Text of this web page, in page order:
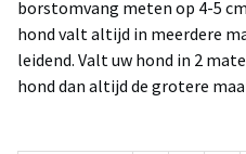
borstomvang meten op 4-5
hond valt altijd in meerdere
leidend. Valt uw hond in 2
hond dan altijd de grotere